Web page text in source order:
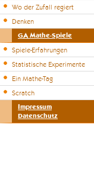
Wo der Zufall regiert
Denken
GA Mathe-Spiele
Spiele-Erfahrungen
Statistische Experimente
Ein Mathe-Tag
Scratch
Impressum
Datenschutz